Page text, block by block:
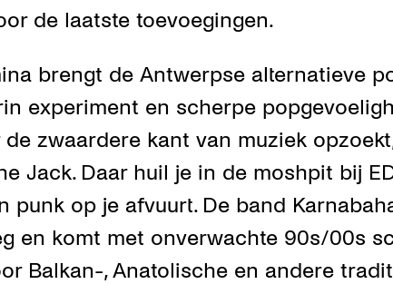
de laatste toevoegingen.
brengt de Antwerpse alternatieve
experiment en scherpe
de zwaardere kant van muziek
Jack. Daar huil je in de moshpit bij
punk op je afvuurt. De band
en komt met onverwachte 90s/00s
Balkan-, Anatolische en andere